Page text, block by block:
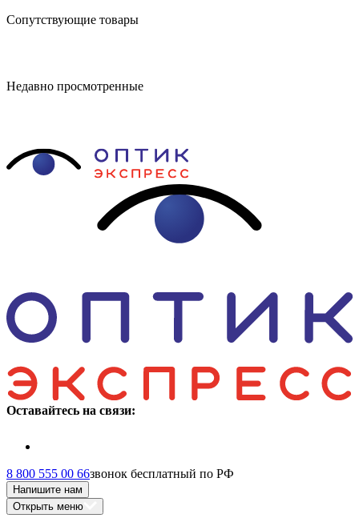
Сопутствующие товары
Недавно просмотренные
Оставайтесь на связи:
8 800 555 00 66звонок бесплатный по РФ
Напишите нам
Открыть меню